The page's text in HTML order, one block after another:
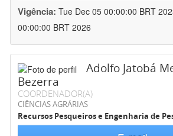
Vigência: Tue Dec 05 00:00:00 BRT
00:00:00 BRT 2026
Adolfo Jatobá
Bezerra
COORDENADOR(A)
CIÊNCIAS AGRÁRIAS
Recursos Pesqueiros e Engenharia de